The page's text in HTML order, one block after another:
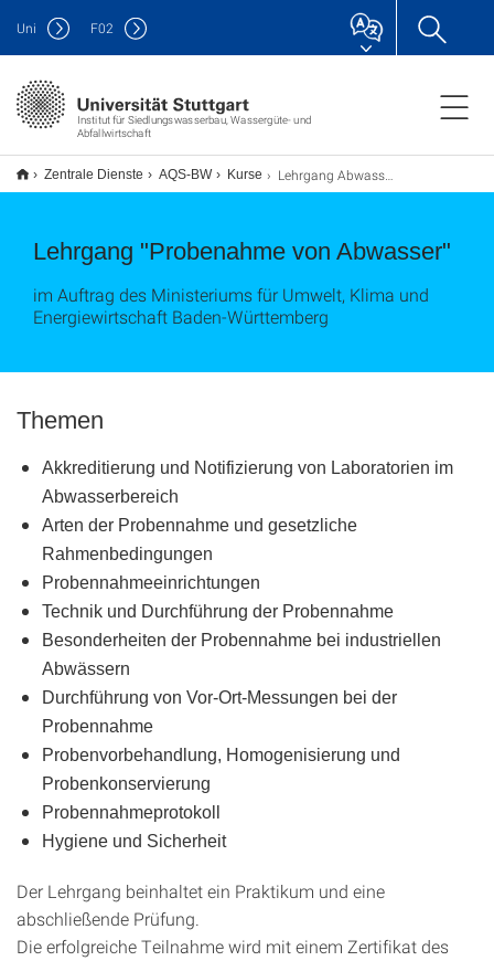
Institut für Siedlungswasserbau, Wassergüte- und
Abfallwirtschaft
Uni F02
Zentrale Dienste AQS-BW Kurse Lehrgang Abwasser-Probenahme
Lehrgang "Probenahme von Abwasser"
im Auftrag des Ministeriums für Umwelt, Klima und
Energiewirtschaft Baden-Württemberg
Themen
Akkreditierung und Notifizierung von Laboratorien im
Abwasserbereich
Arten der Probennahme und gesetzliche
Rahmenbedingungen
Probennahmeeinrichtungen
Technik und Durchführung der Probennahme
Besonderheiten der Probennahme bei industriellen
Abwässern
Durchführung von Vor-Ort-Messungen bei der
Probennahme
Probenvorbehandlung, Homogenisierung und
Probenkonservierung
Probennahmeprotokoll
Hygiene und Sicherheit
Der Lehrgang beinhaltet ein Praktikum und eine
abschließende Prüfung.
Die erfolgreiche Teilnahme wird mit einem Zertifikat des